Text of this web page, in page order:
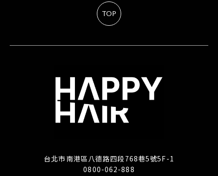
TOP
台北市南港區八德路四段768巷5號5F-1
0800-062-888